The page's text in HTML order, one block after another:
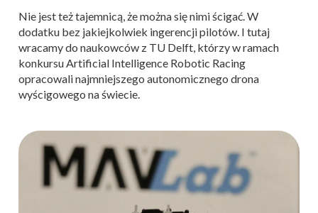
Nie jest też tajemnicą, że można się nimi ścigać. W
dodatku bez jakiejkolwiek ingerencji pilotów. I tutaj
wracamy do naukowców z TU Delft, którzy w ramach
konkursu Artificial Intelligence Robotic Racing
opracowali najmniejszego autonomicznego drona
wyścigowego na świecie.